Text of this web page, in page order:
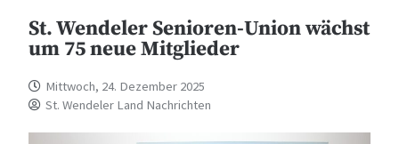
St. Wendeler Senioren-Union wächst
um 75 neue Mitglieder
Mittwoch, 24. Dezember 2025
St. Wendeler Land Nachrichten